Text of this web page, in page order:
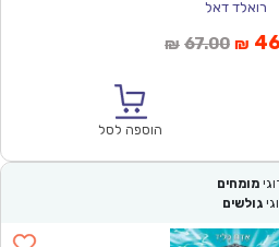
רואלד דאל
₪ 67.00 ₪
הוספה לסל
מומחים
גולשים